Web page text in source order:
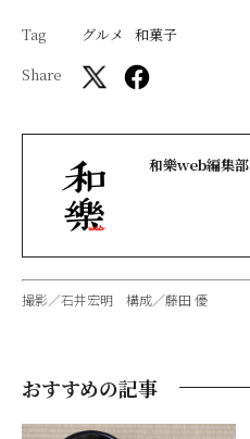
Tag グルメ
和菓子
Share
和樂web編集部
撮影／石井宏明 構成／藤田 優
おすすめの記事